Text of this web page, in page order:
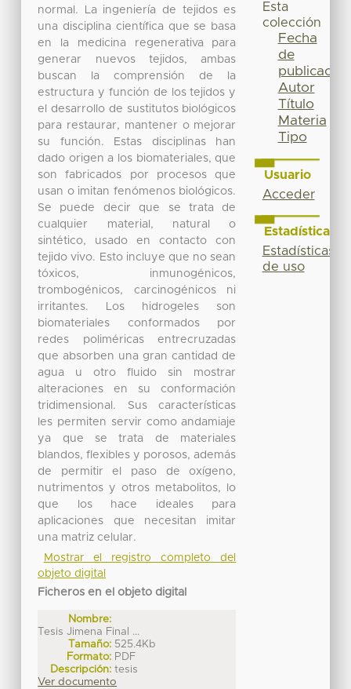
normal. La ingeniería de tejidos es
una disciplina científica que se basa
en la medicina regenerativa para
generar nuevos tejidos, ambas
buscan la comprensión de la
estructura y función de los tejidos y
el desarrollo de sustitutos biológicos
para restaurar, mantener o mejorar
su función. Estas disciplinas han
dado origen a los biomateriales, que
son fabricados por procesos que
usan o imitan fenómenos biológicos.
Se puede decir que se trata de
cualquier material, natural o
sintético, usado en contacto con
tejido vivo. Esto incluye que no sean
tóxicos, inmunogénicos,
trombogénicos, carcinogénicos ni
irritantes. Los hidrogeles son
biomateriales conformados por
redes poliméricas entrecruzadas
que absorben una gran cantidad de
agua u otro fluido sin mostrar
alteraciones en su conformación
tridimensional. Sus características
les permiten servir como andamiaje
ya que se trata de materiales
blandos, flexibles y porosos, además
de permitir el paso de oxígeno,
nutrimentos y otros metabolitos, lo
que los hace ideales para
aplicaciones que necesitan imitar
una matriz celular.
Mostrar el registro completo del
objeto digital
Ficheros en el objeto digital
Nombre:
Tesis Jimena Final ...
Tamaño: 525.4Kb
Formato: PDF
Descripción: tesis
Ver documento
Esta
colección
Fecha
de
publicación
Autor
Título
Materia
Tipo
Usuario
Acceder
Estadísticas
Estadísticas
de uso